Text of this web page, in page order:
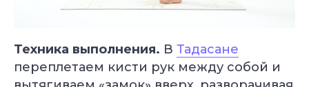
Техника выполнения. В Тадасане
переплетаем кисти рук между собой и